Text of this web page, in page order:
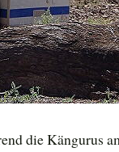
die Kängurus